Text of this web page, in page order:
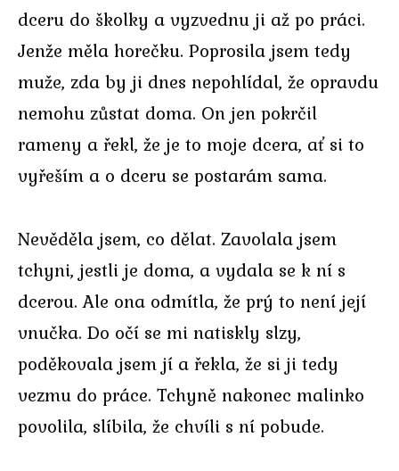
dceru do školky a vyzvednu ji až po práci.
Jenže měla horečku. Poprosila jsem tedy
muže, zda by ji dnes nepohlídal, že opravdu
nemohu zůstat doma. On jen pokrčil
rameny a řekl, že je to moje dcera, ať si to
vyřeším a o dceru se postarám sama.
Nevěděla jsem, co dělat. Zavolala jsem
tchyni, jestli je doma, a vydala se k ní s
dcerou. Ale ona odmítla, že prý to není její
vnučka. Do očí se mi natiskly slzy,
poděkovala jsem jí a řekla, že si ji tedy
vezmu do práce. Tchyně nakonec malinko
povolila, slíbila, že chvíli s ní pobude.